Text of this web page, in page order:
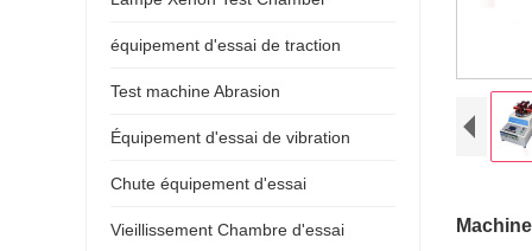
équipement d'essai de traction
Test machine Abrasion
Équipement d'essai de vibration
Chute équipement d'essai
Vieillissement Chambre d'essai